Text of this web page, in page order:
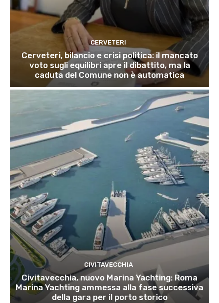
CERVETERI
Cerveteri, bilancio e crisi politica: il mancato
voto sugli equilibri apre il dibattito, ma la
caduta del Comune non è automatica
CIVITAVECCHIA
Civitavecchia, nuovo Marina Yachting: Roma
Marina Yachting ammessa alla fase successiva
della gara per il porto storico